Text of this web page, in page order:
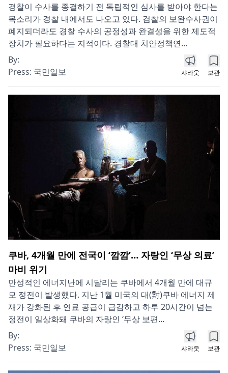
경찰이 수사를 종결하기 전 독립적인 심사를 받아야 한다는
목소리가 경찰 내에서도 나오고 있다. 검찰의 보완수사권이
폐지되더라도 경찰 수사의 공정성과 완결성을 위한 제도적
장치가 필요하다는 지적이다. 경찰대 치안정책연...
By:
Press: 국민일보 샤라웃 보관
쿠바, 4개월 만에 전국이 ‘깜깜’… 자랑인 ‘무상 의료’
마비 위기
만성적인 에너지난에 시달리는 쿠바에서 4개월 만에 대규
모 정전이 발생했다. 지난 1월 미국의 대(對)쿠바 에너지 제
재가 강화된 후 연료 공급이 급감하고 하루 20시간이 넘는
정전이 일상화돼 쿠바의 자랑인 ‘무상 보편...
By:
Press: 국민일보 샤라웃 보관